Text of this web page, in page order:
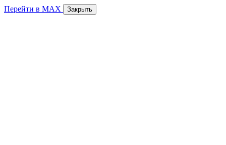
Перейти в MAX Закрыть